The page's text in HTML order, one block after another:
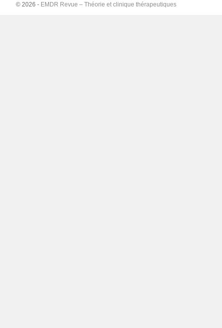
© 2026 - EMDR Revue – Théorie et clinique thérapeutiques